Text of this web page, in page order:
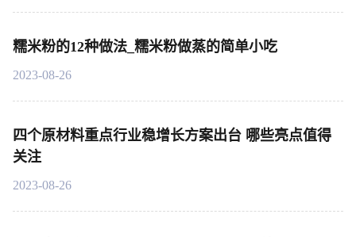
糯米粉的12种做法_糯米粉做蒸的简单小吃
2023-08-26
四个原材料重点行业稳增长方案出台 哪些亮点值得
关注
2023-08-26